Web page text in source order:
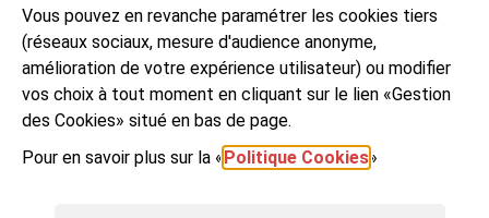
Vous pouvez en revanche paramétrer les cookies tiers
(réseaux sociaux, mesure d'audience anonyme,
amélioration de votre expérience utilisateur) ou modifier
vos choix à tout moment en cliquant sur le lien «Gestion
des Cookies» situé en bas de page.
Pour en savoir plus sur la « Politique Cookies»
Suivez-nous sur
Facebook
LinkedIn